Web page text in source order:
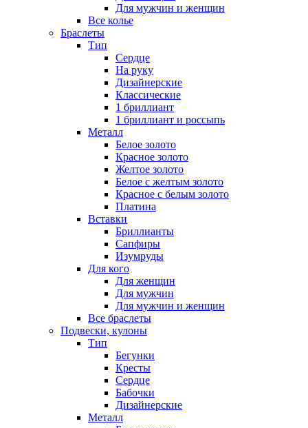
Для мужчин и женщин
Все колье
Браслеты
Тип
Сердце
На руку
Дизайнерские
Классические
1 бриллиант
1 бриллиант и россыпь
Металл
Белое золото
Красное золото
Желтое золото
Белое с желтым золото
Красное с белым золото
Платина
Вставки
Бриллианты
Сапфиры
Изумруды
Для кого
Для женщин
Для мужчин
Для мужчин и женщин
Все браслеты
Подвески, кулоны
Тип
Бегунки
Кресты
Сердце
Бабочки
Дизайнерские
Металл